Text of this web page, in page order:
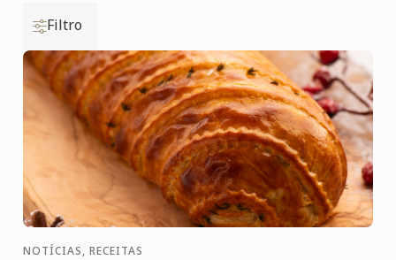
Filtro
NOTÍCIAS, RECEITAS